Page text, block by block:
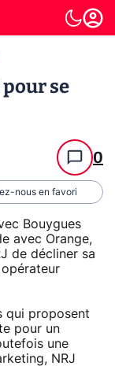
pour se
0
nous en favori
Bouygues
avec Orange,
de décliner sa
qui proposent
pour un
une
NRJ